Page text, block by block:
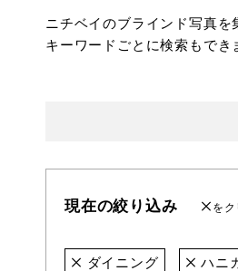
ニチベイのブラインド写真を
キーワードごとに検索もでき
現在の絞り込み を
ダイニング ハニ